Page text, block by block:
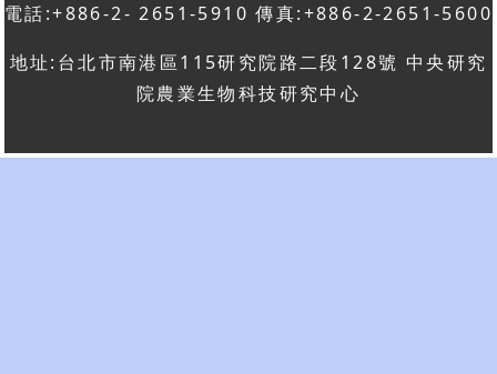
電話:+886-2- 2651-5910 傳真:+886-2-2651-5600
地址:台北市南港區115研究院路二段128號 中央研究
院農業生物科技研究中心